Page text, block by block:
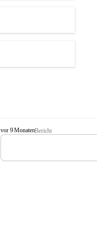
C
e
l
vor 9 MonatenBericht